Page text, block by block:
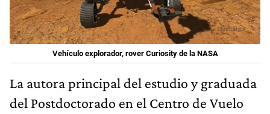
Vehículo explorador, rover Curiosity de la NASA
La autora principal del estudio y graduada
del Postdoctorado en el Centro de Vuelo